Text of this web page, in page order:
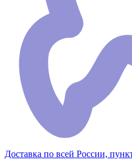
Доставка по всей России,